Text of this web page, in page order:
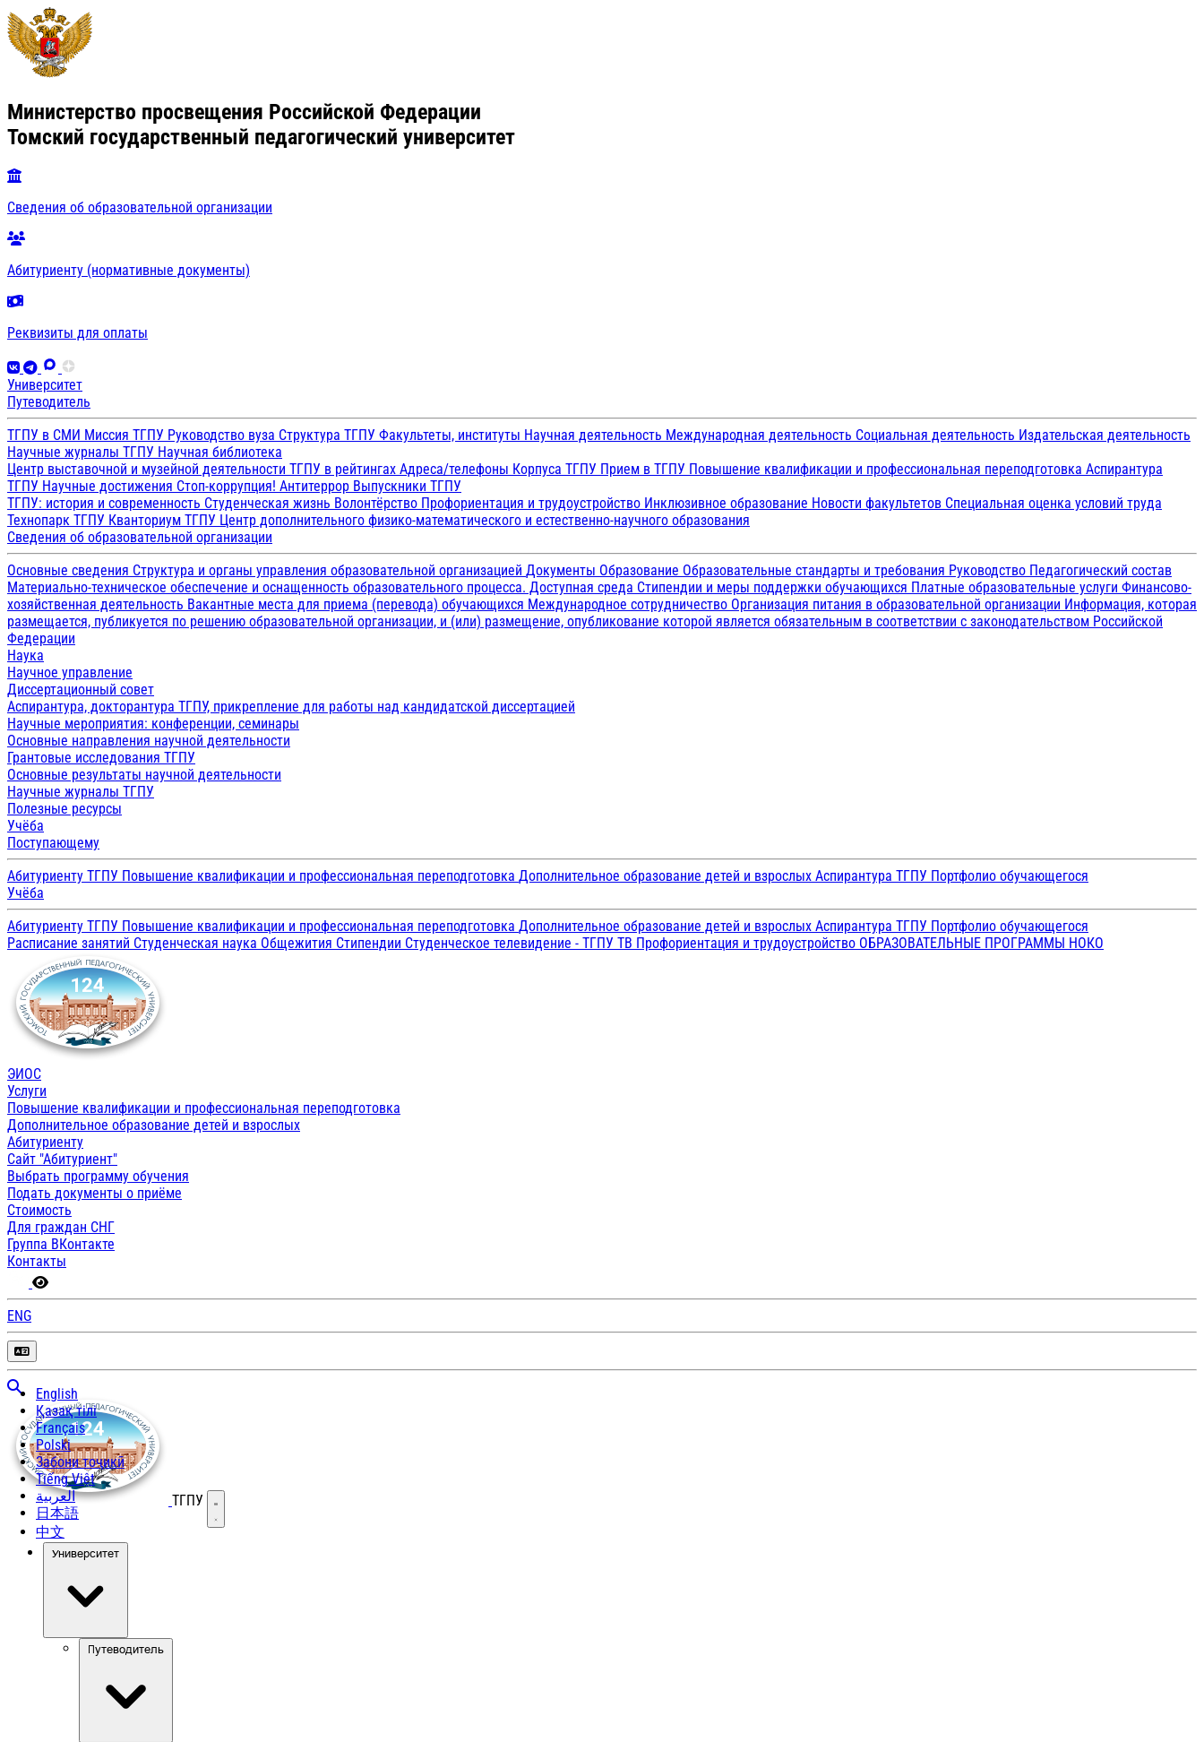
Министерство просвещения Российской Федерации
Томский государственный педагогический университет
Сведения об образовательной организации
Абитуриенту (нормативные документы)
Реквизиты для оплаты
Университет
Путеводитель
ТГПУ в СМИ Миссия ТГПУ Руководство вуза Структура ТГПУ Факультеты, институты Научная деятельность Международная деятельность Социальная деятельность Издательская деятельность
Научные журналы ТГПУ Научная библиотека
Центр выставочной и музейной деятельности ТГПУ в рейтингах Адреса/телефоны Корпуса ТГПУ Прием в ТГПУ Повышение квалификации и профессиональная переподготовка Аспирантура
ТГПУ Научные достижения Стоп-коррупция! Антитеррор Выпускники ТГПУ
ТГПУ: история и современность Студенческая жизнь Волонтёрство Профориентация и трудоустройство Инклюзивное образование Новости факультетов Специальная оценка условий труда
Технопарк ТГПУ Кванториум ТГПУ Центр дополнительного физико-математического и естественно-научного образования
Сведения об образовательной организации
Основные сведения Структура и органы управления образовательной организацией Документы Образование Образовательные стандарты и требования Руководство Педагогический состав
Материально-техническое обеспечение и оснащенность образовательного процесса. Доступная среда Стипендии и меры поддержки обучающихся Платные образовательные услуги Финансово-
хозяйственная деятельность Вакантные места для приема (перевода) обучающихся Международное сотрудничество Организация питания в образовательной организации Информация, которая
размещается, публикуется по решению образовательной организации, и (или) размещение, опубликование которой является обязательным в соответствии с законодательством Российской
Федерации
Наука
Научное управление
Диссертационный совет
Аспирантура, докторантура ТГПУ, прикрепление для работы над кандидатской диссертацией
Научные мероприятия: конференции, семинары
Основные направления научной деятельности
Грантовые исследования ТГПУ
Основные результаты научной деятельности
Научные журналы ТГПУ
Полезные ресурсы
Учёба
Поступающему
Абитуриенту ТГПУ Повышение квалификации и профессиональная переподготовка Дополнительное образование детей и взрослых Аспирантура ТГПУ Портфолио обучающегося
Учёба
Абитуриенту ТГПУ Повышение квалификации и профессиональная переподготовка Дополнительное образование детей и взрослых Аспирантура ТГПУ Портфолио обучающегося
Расписание занятий Студенческая наука Общежития Стипендии Студенческое телевидение - ТГПУ ТВ Профориентация и трудоустройство ОБРАЗОВАТЕЛЬНЫЕ ПРОГРАММЫ НОКО
ЭИОС
Услуги
Повышение квалификации и профессиональная переподготовка
Дополнительное образование детей и взрослых
Абитуриенту
Сайт "Абитуриент"
Выбрать программу обучения
Подать документы о приёме
Стоимость
Для граждан СНГ
Группа ВКонтакте
Контакты
ENG
English
Қазақ тілі
Français
Polski
Забони тоҷикӣ
Tiếng Việt
العربية
日本語
中文
ТГПУ Открыть меню
Университет
Путеводитель